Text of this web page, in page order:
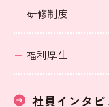
研修制度
福利厚生
社員インタビ